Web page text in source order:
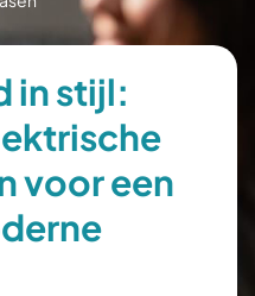
in stijl:
voor een